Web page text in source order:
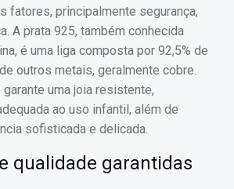
fatores, principalmente segurança,
A prata 925, também conhecida
é uma liga composta por 92,5% de
outros metais, geralmente cobre.
uma joia resistente,
ao uso infantil, além de
sofisticada e delicada.
qualidade garantidas